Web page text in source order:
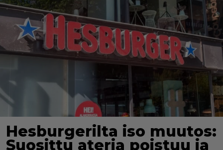
Hesburgerilta iso muutos:
Suosittu ateria poistuu ja